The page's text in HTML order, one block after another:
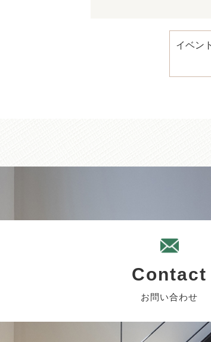
イベン
Contact
お問い合わせ